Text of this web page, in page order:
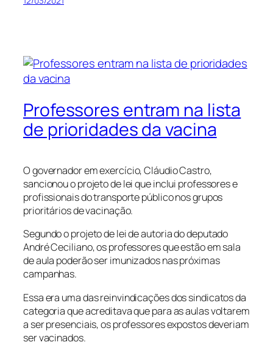
Professores entram na lista
de prioridades da vacina
O governador em exercício, Cláudio Castro,
sancionou o projeto de lei que inclui professores e
profissionais do transporte público nos grupos
prioritários de vacinação.
Segundo o projeto de lei de autoria do deputado
André Ceciliano, os professores que estão em sala
de aula poderão ser imunizados nas próximas
campanhas.
Essa era uma das reinvindicações dos sindicatos da
categoria que acreditava que para as aulas voltarem
a ser presenciais, os professores expostos deveriam
ser vacinados.